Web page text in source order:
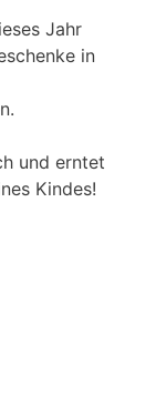
Jahr
in
und erntet
Kindes!